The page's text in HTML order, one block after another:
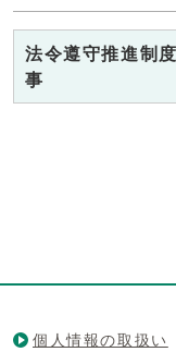
法令遵守推進制
事
個人情報の取扱い